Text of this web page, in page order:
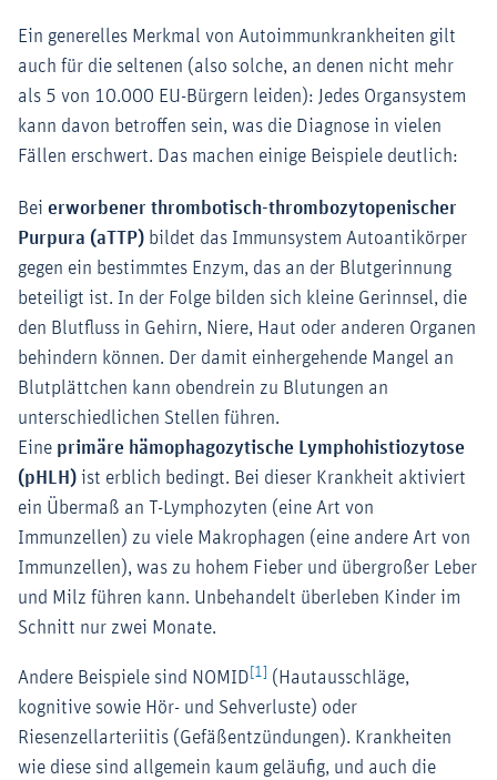
Ein generelles Merkmal von Autoimmunkrankheiten gilt
auch für die seltenen (also solche, an denen nicht mehr
als 5 von 10.000 EU-Bürgern leiden): Jedes Organsystem
kann davon betroffen sein, was die Diagnose in vielen
Fällen erschwert. Das machen einige Beispiele deutlich:
Bei erworbener thrombotisch-thrombozytopenischer
Purpura (aTTP) bildet das Immunsystem Autoantikörper
gegen ein bestimmtes Enzym, das an der Blutgerinnung
beteiligt ist. In der Folge bilden sich kleine Gerinnsel, die
den Blutfluss in Gehirn, Niere, Haut oder anderen Organen
behindern können. Der damit einhergehende Mangel an
Blutplättchen kann obendrein zu Blutungen an
unterschiedlichen Stellen führen.
Eine primäre hämophagozytische Lymphohistiozytose
(pHLH) ist erblich bedingt. Bei dieser Krankheit aktiviert
ein Übermaß an T-Lymphozyten (eine Art von
Immunzellen) zu viele Makrophagen (eine andere Art von
Immunzellen), was zu hohem Fieber und übergroßer Leber
und Milz führen kann. Unbehandelt überleben Kinder im
Schnitt nur zwei Monate.
Andere Beispiele sind NOMID [1] (Hautausschläge,
kognitive sowie Hör- und Sehverluste) oder
Riesenzellarteriitis (Gefäßentzündungen). Krankheiten
wie diese sind allgemein kaum geläufig, und auch die